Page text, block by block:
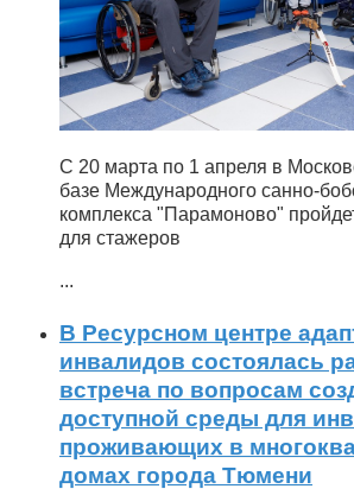
С 20 марта по 1 апреля в
базе Международного санно-
комплекса "Парамоново"
для стажеров
...
В Ресурсном центре
инвалидов состоялась
встреча по вопросам
доступной среды для
проживающих в
домах города Тюмени